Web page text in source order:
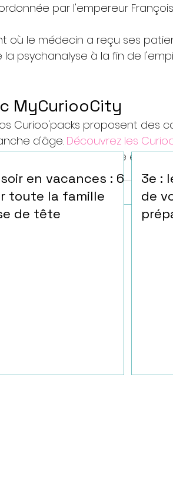
par l'empereur
où le médecin a reçu ses
psychanalyse à la fin de
MyCuriooCity
Curioo'packs proposent des
d'âge. Découvrez les
un moment que votre enfant
en vacances : 6
toute la famille
de tête
3e :
de